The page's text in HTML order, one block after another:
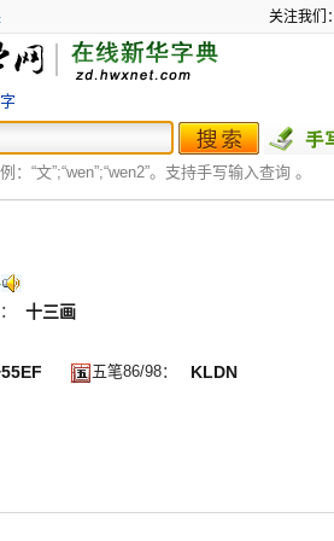
关注我们：
：“文”;“wen”;“wen2”。支持手写输入查询 。
十三画
五笔86/98： KLDN